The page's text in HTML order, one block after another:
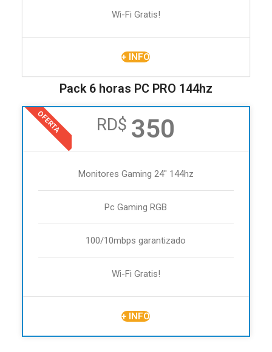
Wi-Fi Gratis!
+ INFO
Pack 6 horas PC PRO 144hz
OFERTA RD$ 350
Monitores Gaming 24" 144hz
Pc Gaming RGB
100/10mbps garantizado
Wi-Fi Gratis!
+ INFO